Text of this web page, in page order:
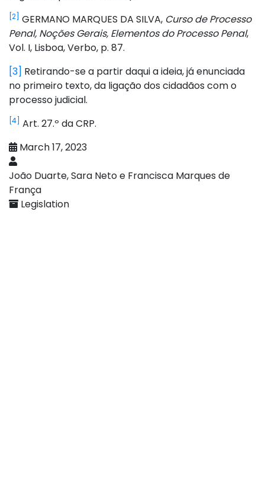
[2] GERMANO MARQUES DA SILVA, Curso de Processo
Penal, Noções Gerais, Elementos do Processo Penal,
Vol. I, Lisboa, Verbo, p. 87.
[3] Retirando-se a partir daqui a ideia, já enunciada
no primeiro texto, da ligação dos cidadãos com o
processo judicial.
[4] Art. 27.º da CRP.
March 17, 2023
João Duarte, Sara Neto e Francisca Marques de
França
Legislation